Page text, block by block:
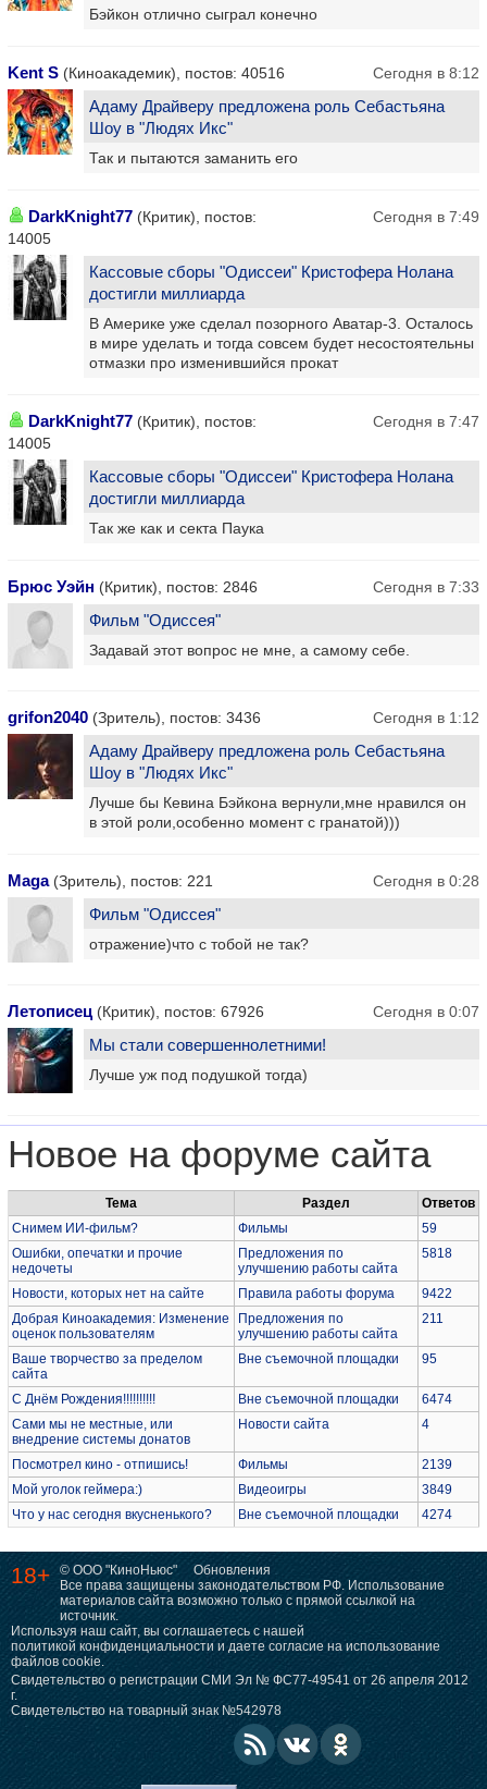
Бэйкон отлично сыграл конечно
Kent S (Киноакадемик), постов: 40516 Сегодня в 8:12
Адаму Драйверу предложена роль Себастьяна
Шоу в "Людях Икс"
Так и пытаются заманить его
DarkKnight77 (Критик), постов:
14005
Сегодня в 7:49
Кассовые сборы "Одиссеи" Кристофера Нолана
достигли миллиарда
В Америке уже сделал позорного Аватар-3. Осталось
в мире уделать и тогда совсем будет несостоятельны
отмазки про изменившийся прокат
DarkKnight77 (Критик), постов:
14005
Сегодня в 7:47
Кассовые сборы "Одиссеи" Кристофера Нолана
достигли миллиарда
Так же как и секта Паука
Брюс Уэйн (Критик), постов: 2846 Сегодня в 7:33
Фильм "Одиссея"
Задавай этот вопрос не мне, а самому себе.
grifon2040 (Зритель), постов: 3436 Сегодня в 1:12
Адаму Драйверу предложена роль Себастьяна
Шоу в "Людях Икс"
Лучше бы Кевина Бэйкона вернули,мне нравился он
в этой роли,особенно момент с гранатой)))
Maga(Зритель), постов: 221 Сегодня в 0:28
Фильм "Одиссея"
отражение)что с тобой не так?
Летописец (Критик), постов: 67926 Сегодня в 0:07
Мы стали совершеннолетними!
Лучше уж под подушкой тогда)
Новое на форуме сайта
Тема Раздел
Ответов
Снимем ИИ-фильм?
Фильмы
59
Ошибки, опечатки и прочие
недочеты
Предложения по
улучшению работы сайта
5818
Новости, которых нет на сайте Правила работы форума
9422
Добрая Киноакадемия: Изменение
оценок пользователям
Предложения по
улучшению работы сайта
211
Ваше творчество за пределом
сайта
Вне съемочной площадки 95
С Днём Рождения!!!!!!!!!! Вне съемочной площадки
6474
Сами мы не местные, или
внедрение системы донатов
Новости сайта 4
Посмотрел кино - отпишись! Фильмы
2139
Мой уголок геймера:)
Видеоигры
3849
Что у нас сегодня вкусненького?
Вне съемочной площадки 4274
18+ © ООО "КиноНьюс"
Обновления
Все права защищены законодательством РФ. Использование
материалов сайта возможно только с прямой ссылкой на
источник.
Используя наш сайт, вы соглашаетесь с нашей
политикой конфиденциальности и даете согласие на использование
файлов cookie.
Свидетельство о регистрации СМИ Эл № ФС77-49541 от 26 апреля 2012
г.
Свидетельство на товарный знак №542978